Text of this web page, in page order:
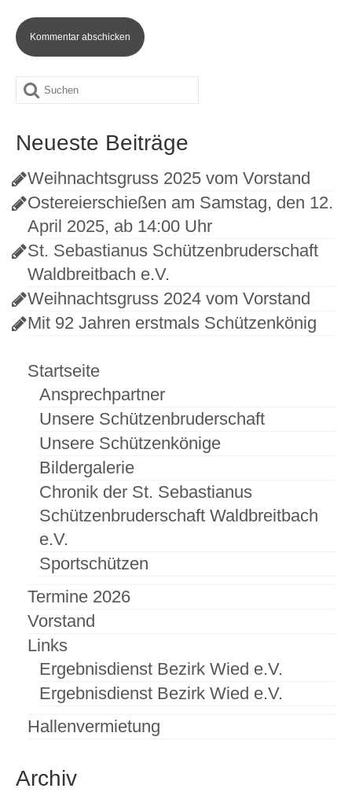
Suche
nach:
Neueste Beiträge
Weihnachtsgruss 2025 vom Vorstand
Ostereierschießen am Samstag, den 12.
April 2025, ab 14:00 Uhr
St. Sebastianus Schützenbruderschaft
Waldbreitbach e.V.
Weihnachtsgruss 2024 vom Vorstand
Mit 92 Jahren erstmals Schützenkönig
Startseite
Ansprechpartner
Unsere Schützenbruderschaft
Unsere Schützenkönige
Bildergalerie
Chronik der St. Sebastianus
Schützenbruderschaft Waldbreitbach
e.V.
Sportschützen
Termine 2026
Vorstand
Links
Ergebnisdienst Bezirk Wied e.V.
Ergebnisdienst Bezirk Wied e.V.
Hallenvermietung
Archiv